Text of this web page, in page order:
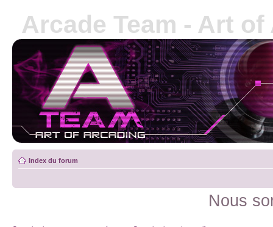
Arcade Team - Art
Index du forum
Nous